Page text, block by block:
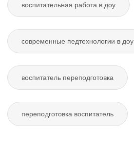
воспитательная работа в доу
современные педтехнологии в доу
воспитатель переподготовка
переподготовка воспитатель